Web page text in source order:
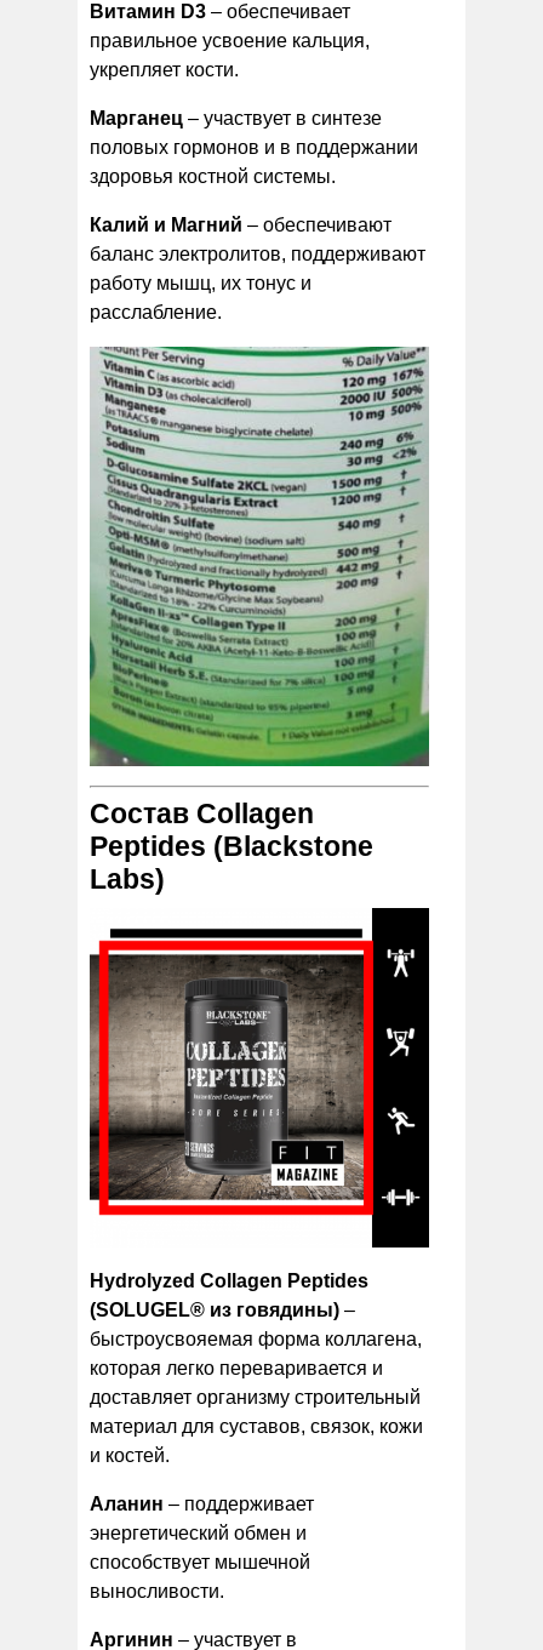
Витамин D3 – обеспечивает
правильное усвоение кальция,
укрепляет кости.
Марганец – участвует в синтезе
половых гормонов и в поддержании
здоровья костной системы.
Калий и Магний – обеспечивают
баланс электролитов, поддерживают
работу мышц, их тонус и
расслабление.
Состав Collagen
Peptides (Blackstone
Labs)
Hydrolyzed Collagen Peptides
(SOLUGEL® из говядины) –
быстроусвояемая форма коллагена,
которая легко переваривается и
доставляет организму строительный
материал для суставов, связок, кожи
и костей.
Аланин – поддерживает
энергетический обмен и
способствует мышечной
выносливости.
Аргинин – участвует в